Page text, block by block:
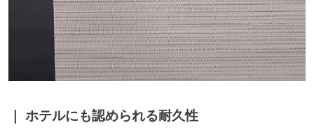
ホテルにも認められる耐久性